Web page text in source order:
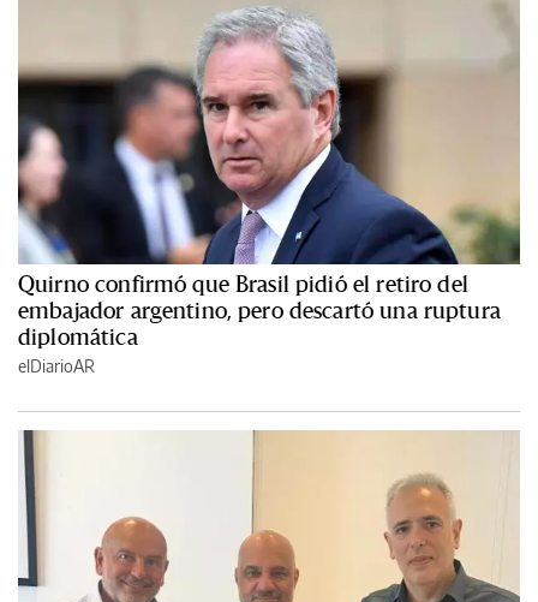
Quirno confirmó que Brasil pidió el retiro del
embajador argentino, pero descartó una ruptura
diplomática
elDiarioAR